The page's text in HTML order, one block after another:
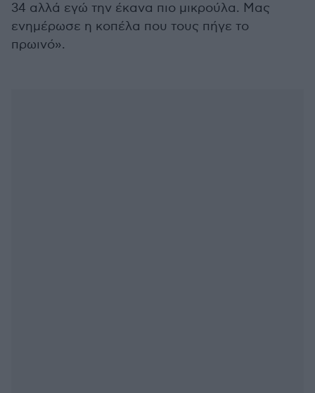
34 αλλά εγώ την έκανα πιο μικρούλα. Μας
ενημέρωσε η κοπέλα που τους πήγε το
πρωινό».